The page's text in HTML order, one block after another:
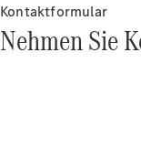
Kontaktformular
Nehmen Sie